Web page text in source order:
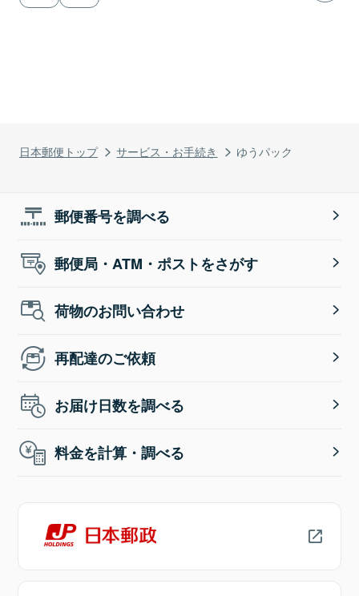
日本郵便トップ サービス・お手続き ゆうパック
郵便番号を調べる
郵便局・ATM・ポストをさがす
荷物のお問い合わせ
再配達のご依頼
お届け日数を調べる
料金を計算・調べる